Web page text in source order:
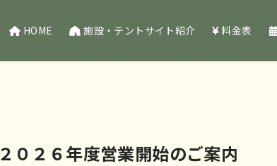
HOME 施設・テントサイト紹介 料金表
２０２６年度営業開始のご案内